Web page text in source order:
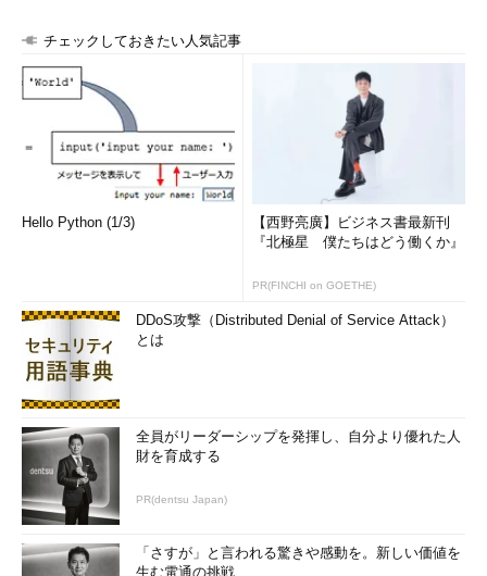
チェックしておきたい人気記事
Hello Python (1/3)
【西野亮廣】ビジネス書最新刊
『北極星 僕たちはどう働くか』
PR(FINCHI on GOETHE)
DDoS攻撃（Distributed Denial of Service Attack）
とは
全員がリーダーシップを発揮し、自分より優れた人
財を育成する
PR(dentsu Japan)
「さすが」と言われる驚きや感動を。新しい価値を
生む電通の挑戦